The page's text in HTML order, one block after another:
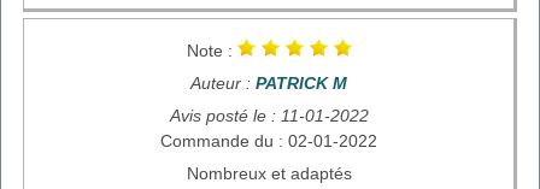
Note :
Auteur : PATRICK M
Avis posté le : 11-01-2022
Commande du : 02-01-2022
Nombreux et adaptés